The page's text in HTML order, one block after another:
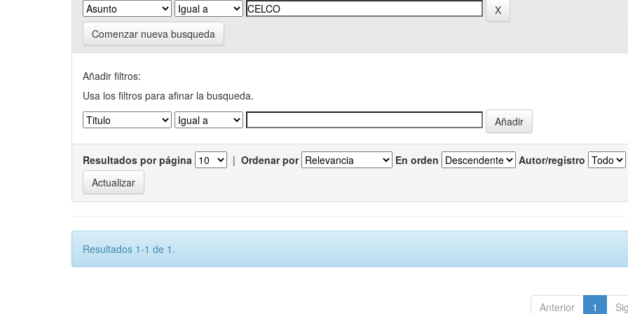
Comenzar nueva busqueda
Añadir filtros:
Usa los filtros para afinar la busqueda.
Resultados por página | Ordenar por En orden Autor/registro
Resultados 1-1 de 1.
Anterior 1